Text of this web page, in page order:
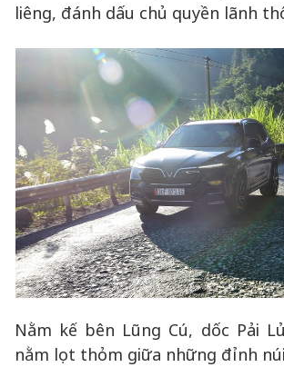
liêng, đánh dấu chủ quyền lãnh
Nằm kế bên Lũng Cú, dốc Pải
nằm lọt thỏm giữa những đỉnh